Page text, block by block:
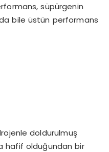
süpürgenin
bile üstün performans
doldurulmuş
hafif olduğundan bir